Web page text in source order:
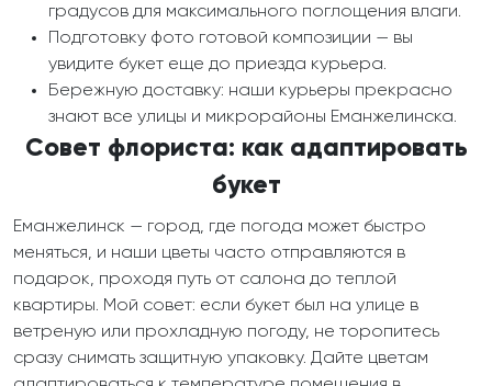
градусов для максимального поглощения влаги.
Подготовку фото готовой композиции — вы
увидите букет еще до приезда курьера.
Бережную доставку: наши курьеры прекрасно
знают все улицы и микрорайоны Еманжелинска.
Совет флориста: как адаптировать
букет
Еманжелинск — город, где погода может быстро
меняться, и наши цветы часто отправляются в
подарок, проходя путь от салона до теплой
квартиры. Мой совет: если букет был на улице в
ветреную или прохладную погоду, не торопитесь
сразу снимать защитную упаковку. Дайте цветам